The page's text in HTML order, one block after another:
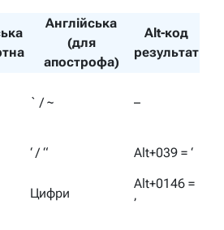
Англійська
(для
апострофа)
Alt-код
результат
` / ~ –
‘ / “
Alt+039 = ‘
Цифри
Alt+0146 =
’